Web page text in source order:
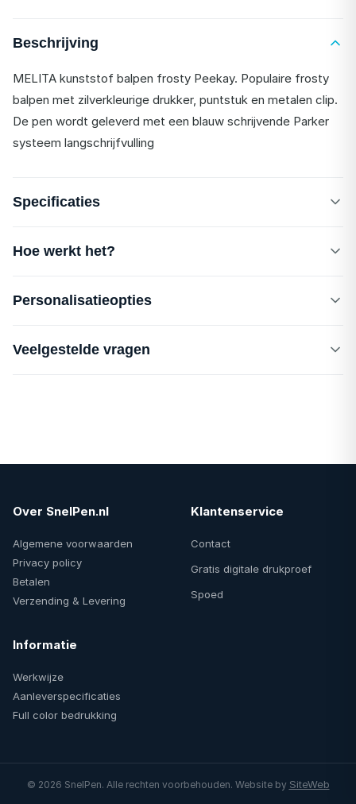
Beschrijving
MELITA kunststof balpen frosty Peekay. Populaire frosty
balpen met zilverkleurige drukker, puntstuk en metalen clip.
De pen wordt geleverd met een blauw schrijvende Parker
systeem langschrijfvulling
Specificaties
Hoe werkt het?
Personalisatieopties
Veelgestelde vragen
Over SnelPen.nl
Algemene voorwaarden
Privacy policy
Betalen
Verzending & Levering
Klantenservice
Contact
Gratis digitale drukproef
Spoed
Informatie
Werkwijze
Aanleverspecificaties
Full color bedrukking
© 2026 SnelPen. Alle rechten voorbehouden. Website by SiteWeb